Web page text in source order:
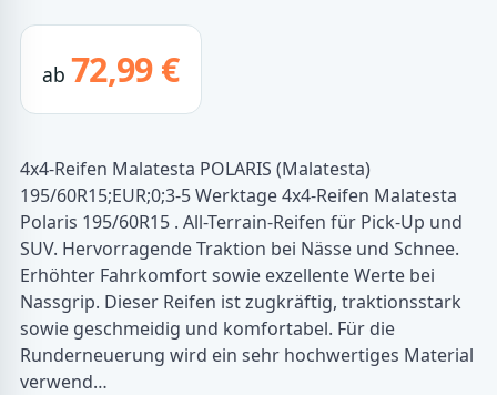
ab 72,99 €
4x4-Reifen Malatesta POLARIS (Malatesta)
195/60R15;EUR;0;3-5 Werktage 4x4-Reifen Malatesta
Polaris 195/60R15 . All-Terrain-Reifen für Pick-Up und
SUV. Hervorragende Traktion bei Nässe und Schnee.
Erhöhter Fahrkomfort sowie exzellente Werte bei
Nassgrip. Dieser Reifen ist zugkräftig, traktionsstark
sowie geschmeidig und komfortabel. Für die
Runderneuerung wird ein sehr hochwertiges Material
verwend…